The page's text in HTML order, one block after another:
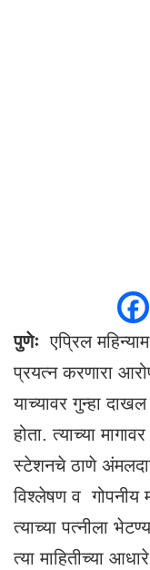
पुणेः एप्रिल
प्रयत्न करणारा
याच्यावर गुन्हा
होता. त्याच्या
स्टेशनचे ठाणे
विश्लेषण व गोपनीय
त्याच्या पत्नीला
त्या माहितीच्या